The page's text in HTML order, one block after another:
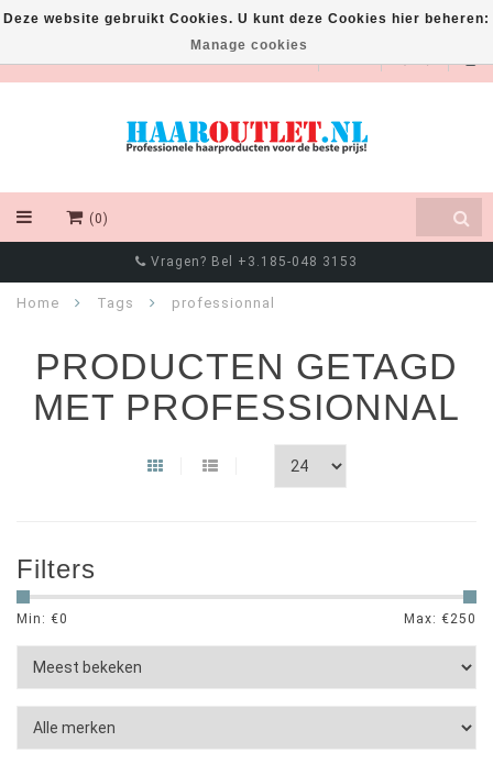
EUR
(0)
Vragen? Bel +3.185-048 3153
Home Tags professionnal
PRODUCTEN GETAGD
MET PROFESSIONNAL
Filters
Min: €0 Max: €250
Deze website gebruikt Cookies. U kunt deze Cookies hier beheren:
Manage cookies